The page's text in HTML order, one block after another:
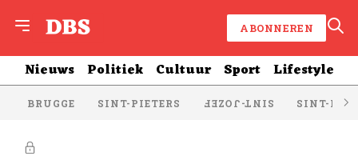
ABONNEREN
Nieuws Politiek Cultuur Sport Lifestyle
BRUGGE SINT-PIETERS SINT-JOZEF SINT-